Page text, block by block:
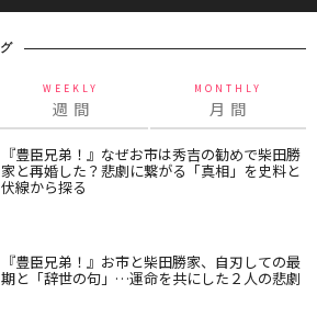
WEEKLY
週 間
MONTHLY
月 間
『豊臣兄弟！』なぜお市は秀吉の勧めで柴田勝
家と再婚した？悲劇に繋がる「真相」を史料と
伏線から探る
『豊臣兄弟！』お市と柴田勝家、自刃しての最
期と「辞世の句」…運命を共にした２人の悲劇